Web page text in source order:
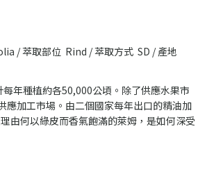
/ 萃取部位 Rind / 萃取方式 SD / 產地
年種植約各50,000公頃。除了供應水果市
應加工市場。由二個國家每年出口的精油加
由何以綠皮而香氣飽滿的萊姆，是如何深受